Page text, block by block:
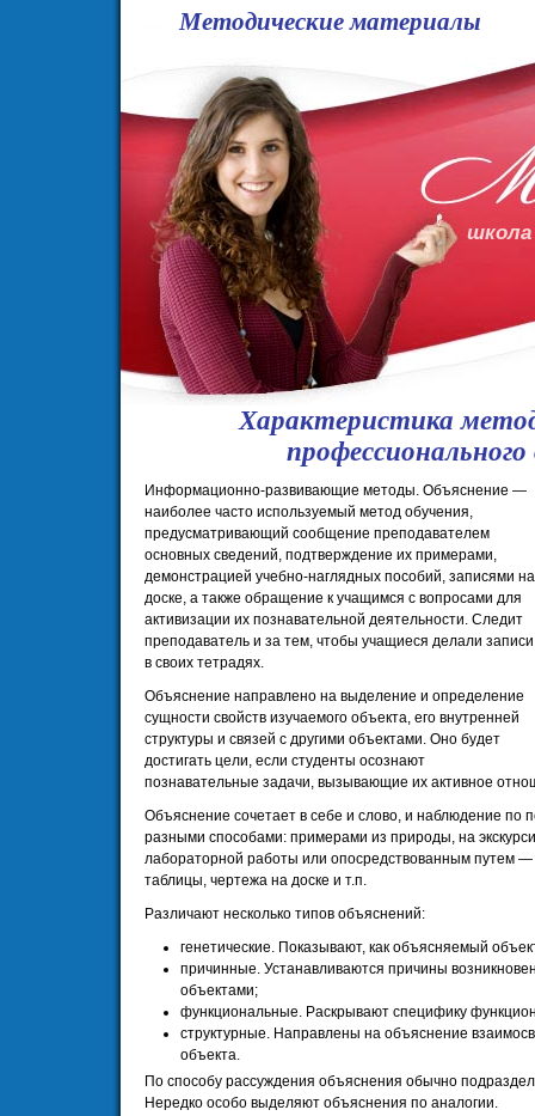
Методические материалы
Характеристика
профессионального
Информационно-развивающие методы. Объяснение —
наиболее часто используемый метод обучения,
предусматривающий сообщение преподавателем
основных сведений, подтверждение их примерами,
демонстрацией учебно-наглядных пособий, записями на
доске, а также обращение к учащимся с вопросами для
активизации их познавательной деятельности. Следит
преподаватель и за тем, чтобы учащиеся делали записи
в своих тетрадях.
Объяснение направлено на выделение и определение
сущности свойств изучаемого объекта, его внутренней
структуры и связей с другими объектами. Оно будет
достигать цели, если студенты осознают
познавательные задачи, вызывающие их активное
Объяснение сочетает в себе и слово, и наблюдение по
разными способами: примерами из природы, на
лабораторной работы или опосредствованным путем
таблицы, чертежа на доске и т.п.
Различают несколько типов объяснений:
генетические. Показывают, как объясняемый
причинные. Устанавливаются причины
объектами;
функциональные. Раскрывают специфику
структурные. Направлены на объяснение
объекта.
По способу рассуждения объяснения обычно
Нередко особо выделяют объяснения по аналогии.